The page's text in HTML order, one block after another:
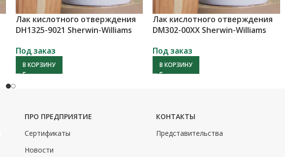
Лак кислотного отверждения
DH1325-9021 Sherwin-Williams
Под заказ
В КОРЗИНУ
Лак кислотного отверждения
DM302-00XX Sherwin-Williams
Под заказ
В КОРЗИНУ
ПРО ПРЕДПРИЯТИЕ
Сертификаты
Новости
КОНТАКТЫ
Представительства